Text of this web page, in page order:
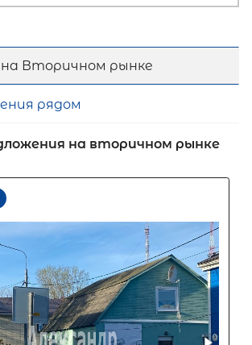
на Вторичном рынке
рядом
на вторичном рынке